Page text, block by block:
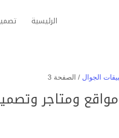
الرئيسية
الجوال / الصفحة 3
ومتاجر